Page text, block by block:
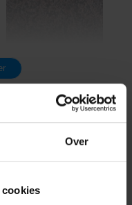
Over
70% kleurecht en